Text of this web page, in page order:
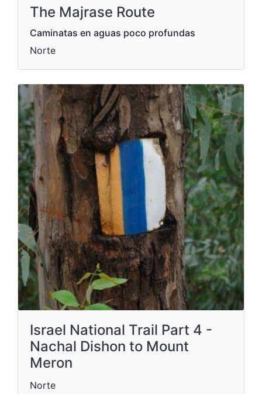
The Majrase Route
Caminatas en aguas poco profundas
Norte
Israel National Trail Part 4 -
Nachal Dishon to Mount
Meron
Norte